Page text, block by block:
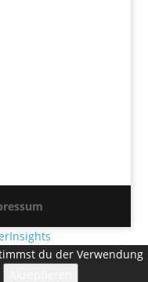
du der Verwendung